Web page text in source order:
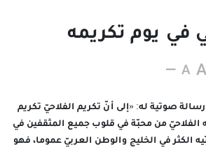
في يوم تكريمه
صوتية له: «إلى أنّ تكريم الفلاحيّ تكريم
الفلاحيّ من محبّة في قلوب جميع المثقفين في
الكثر في الخليج والوطن العربيّ عموما، فهو